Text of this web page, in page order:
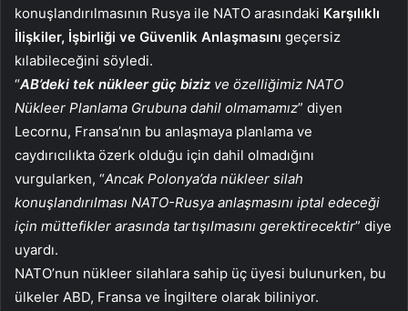
konuşlandırılmasının Rusya ile NATO arasındaki Karşılıklı
İlişkiler, İşbirliği ve Güvenlik Anlaşmasını geçersiz
kılabileceğini söyledi.
“AB’deki tek nükleer güç biziz ve özelliğimiz NATO
Nükleer Planlama Grubuna dahil olmamamız” diyen
Lecornu, Fransa’nın bu anlaşmaya planlama ve
caydırıcılıkta özerk olduğu için dahil olmadığını
vurgularken, “Ancak Polonya’da nükleer silah
konuşlandırılması NATO-Rusya anlaşmasını iptal edeceği
için müttefikler arasında tartışılmasını gerektirecektir” diye
uyardı.
NATO’nun nükleer silahlara sahip üç üyesi bulunurken, bu
ülkeler ABD, Fransa ve İngiltere olarak biliniyor.